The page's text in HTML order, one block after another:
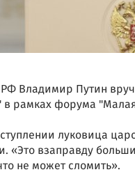
Владимир Путин
в рамках форума
луковица
«Это взаправду
не может сломить».